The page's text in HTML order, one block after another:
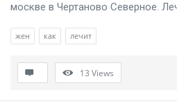
москве в Чертаново Северное.
жен как лечит
13 Views